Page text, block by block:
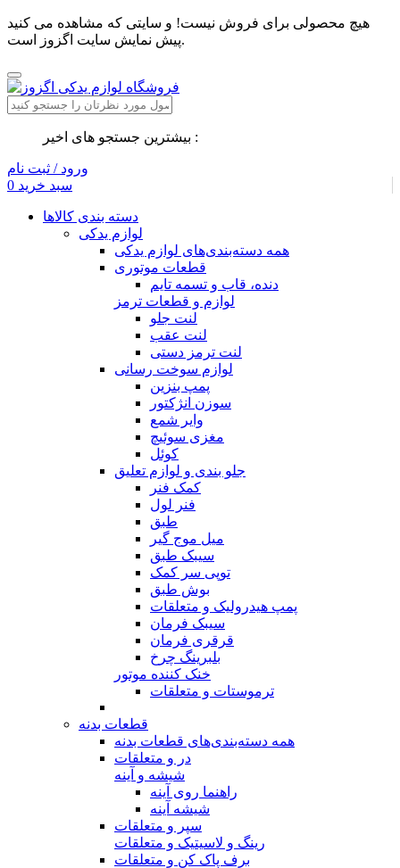
هیچ محصولی برای فروش نیست! و سایتی که مشاهده می کنید
پیش نمایش سایت اگزوز است.
بیشترین جستجو های اخیر :
ورود / ثبت نام
سبد خرید 0
دسته بندی کالاها
لوازم یدکی
همه دسته‌بندی‌های لوازم یدکی
قطعات موتوری
دنده، قاب و تسمه تایم
لوازم و قطعات ترمز
لنت جلو
لنت عقب
لنت ترمز دستی
لوازم سوخت رسانی
پمپ بنزین
سوزن انژکتور
وایر شمع
مغزی سوئیچ
کوئل
جلو بندی و لوازم تعلیق
کمک فنر
فنر لول
طبق
میل موج گیر
سیبک طبق
توپی سر کمک
بوش طبق
پمپ هیدرولیک و متعلقات
سیبک فرمان
قرقری فرمان
بلبرینگ چرخ
خنک کننده موتور
ترموستات و متعلقات
قطعات بدنه
همه دسته‌بندی‌های قطعات بدنه
در و متعلقات
شیشه و آینه
راهنما روی آینه
شیشه آینه
سپر و متعلقات
رینگ و لاسیتیک و متعلقات
برف پاک کن و متعلقات